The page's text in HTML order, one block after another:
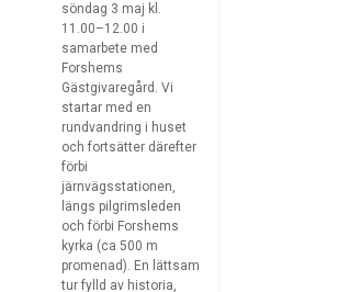
söndag 3 maj kl.
11.00–12.00 i
samarbete med
Forshems
Gästgivaregård. Vi
startar med en
rundvandring i huset
och fortsätter därefter
förbi
järnvägsstationen,
längs pilgrimsleden
och förbi Forshems
kyrka (ca 500 m
promenad). En lättsam
tur fylld av historia,